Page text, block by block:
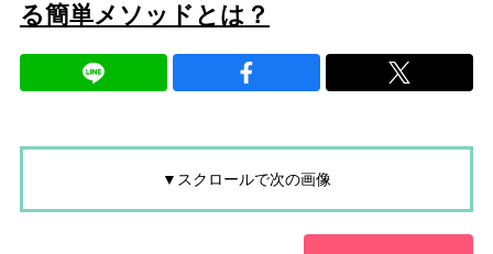
る簡単メソッドとは？
▼スクロールで次の画像